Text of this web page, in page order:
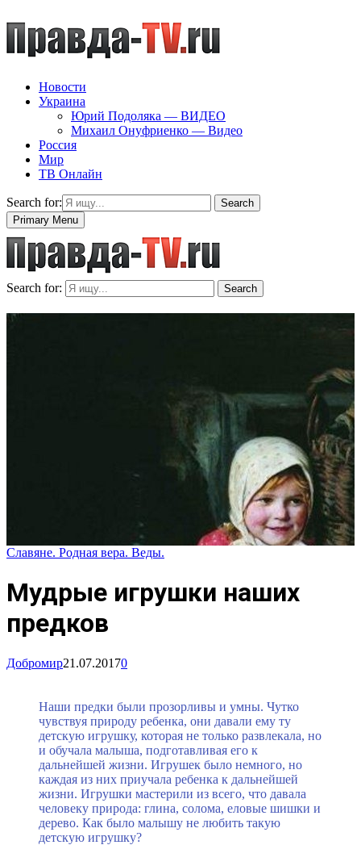
Новости
Украина
Юрий Подоляка — ВИДЕО
Михаил Онуфриенко — Видео
Россия
Мир
ТВ Онлайн
Search for:
Search
Primary Menu
Search for: Search
Славяне. Родная вера. Веды.
Мудрые игрушки наших
предков
Добромир21.07.20170
Наши предки были прозорливы и умны. Чутко
чувствуя природу ребенка, они давали ему ту
детскую игрушку, которая не только развлекала, но
и обучала малыша, подготавливая его к
дальнейшей жизни. Игрушек было немного, но
каждая из них приучала ребенка к дальнейшей
жизни. Игрушки мастерили из всего, что давала
человеку природа: глина, солома, еловые шишки и
дерево. Как было малышу не любить такую
детскую игрушку?